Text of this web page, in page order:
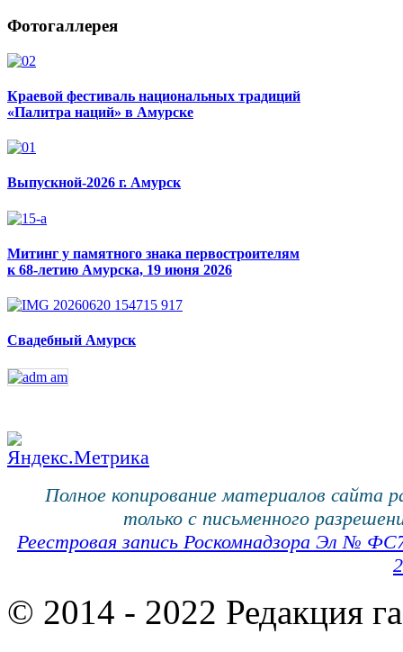
Фотогаллерея
Краевой фестиваль национальных традиций
«Палитра наций» в Амурске
Выпускной-2026 г. Амурск
Митинг у памятного знака первостроителям
к 68-летию Амурска, 19 июня 2026
Свадебный Амурск
Полное копирование материалов сайта
только с письменного
Реестровая запись Роскомнадзора Эл №
© 2014 - 2022 Редакция